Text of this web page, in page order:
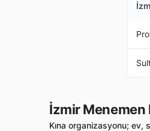
İzmir Menemen
Kına organizasyonu; ev,